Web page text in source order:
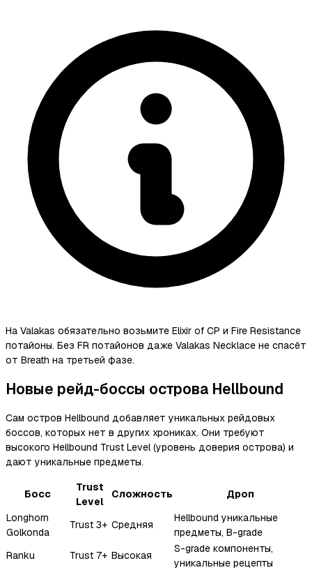
На Valakas обязательно возьмите Elixir of CP и Fire Resistance
потайоны. Без FR потайонов даже Valakas Necklace не спасёт
от Breath на третьей фазе.
Новые рейд-боссы острова Hellbound
Сам остров Hellbound добавляет уникальных рейдовых
боссов, которых нет в других хрониках. Они требуют
высокого Hellbound Trust Level (уровень доверия острова) и
дают уникальные предметы.
Босс
Trust
Level
Сложность
Дроп
Longhorn
Golkonda
Trust 3+ Средняя
Hellbound уникальные
предметы, B-grade
Ranku
Trust 7+ Высокая
S-grade компоненты,
уникальные рецепты